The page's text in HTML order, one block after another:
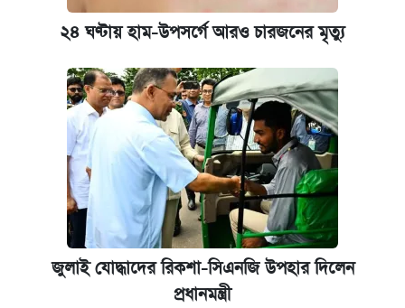
২৪ ঘণ্টায় হাম-উপসর্গে আরও চারজনের মৃত্যু
জুলাই যোদ্ধাদের রিকশা-সিএনজি উপহার দিলেন
প্রধানমন্ত্রী